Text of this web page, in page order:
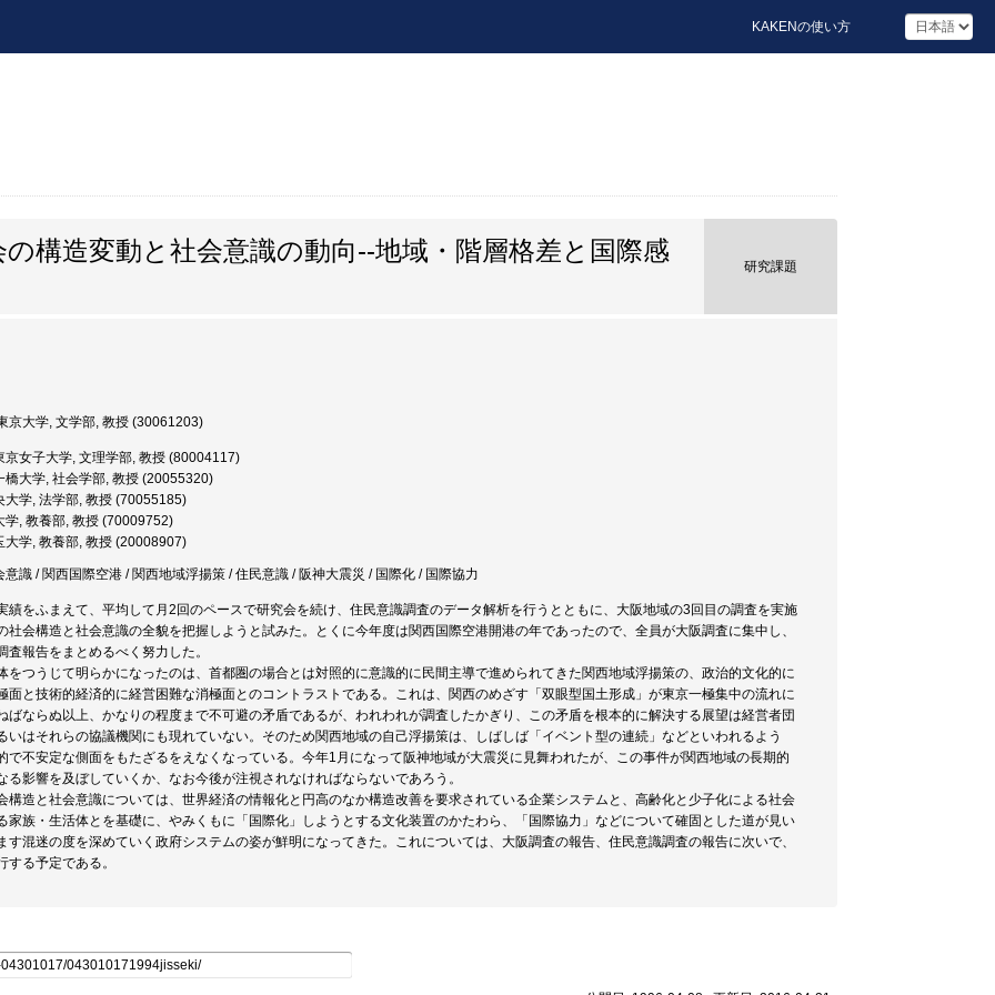
KAKENの使い方
構造変動と社会意識の動向--地域・階層格差と国際感
研究課題
京大学, 文学部, 教授 (30061203)
女子大学, 文理学部, 教授 (80004117)
大学, 社会学部, 教授 (20055320)
学, 法学部, 教授 (70055185)
, 教養部, 教授 (70009752)
学, 教養部, 教授 (20008907)
意識 / 関西国際空港 / 関西地域浮揚策 / 住民意識 / 阪神大震災 / 国際化 / 国際協力
績をふまえて、平均して月2回のペースで研究会を続け、住民意識調査のデータ解析を行うとともに、大阪地域の3回目の調査を実施
社会構造と社会意識の全貌を把握しようと試みた。とくに今年度は関西国際空港開港の年であったので、全員が大阪調査に集中し、
査報告をまとめるべく努力した。
をつうじて明らかになったのは、首都圏の場合とは対照的に意識的に民間主導で進められてきた関西地域浮揚策の、政治的文化的に
面と技術的経済的に経営困難な消極面とのコントラストである。これは、関西のめざす「双眼型国土形成」が東京一極集中の流れに
ばならぬ以上、かなりの程度まで不可避の矛盾であるが、われわれが調査したかぎり、この矛盾を根本的に解決する展望は経営者団
いはそれらの協議機関にも現れていない。そのため関西地域の自己浮揚策は、しばしば「イベント型の連続」などといわれるよう
で不安定な側面をもたざるをえなくなっている。今年1月になって阪神地域が大震災に見舞われたが、この事件が関西地域の長期的
る影響を及ぼしていくか、なお今後が注視されなければならないであろう。
構造と社会意識については、世界経済の情報化と円高のなか構造改善を要求されている企業システムと、高齢化と少子化による社会
家族・生活体とを基礎に、やみくもに「国際化」しようとする文化装置のかたわら、「国際協力」などについて確固とした道が見い
す混迷の度を深めていく政府システムの姿が鮮明になってきた。これについては、大阪調査の報告、住民意識調査の報告に次いで、
する予定である。